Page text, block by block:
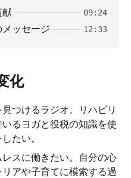
献 09:24
ッセージ 12:33
化
つけるラジオ。リハビリ
るヨガと役税の知識を使
たい。
スに働きたい。自分の心
アや子育てに模索する過